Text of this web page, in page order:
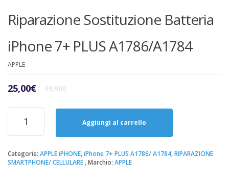
Riparazione Sostituzione Batteria
iPhone 7+ PLUS A1786/A1784
APPLE
39,90€Il
originale
39,90€.
25,00€
Il
attuale
25,00€.
Riparazione
Sostituzione
Batteria
7+
PLUS
Aggiungi al carrello
Categorie: APPLE iPHONE,iPhone 7+ PLUS A1786/ A1784,RIPARAZIONE
SMARTPHONE/ CELLULARE Marchio: APPLE